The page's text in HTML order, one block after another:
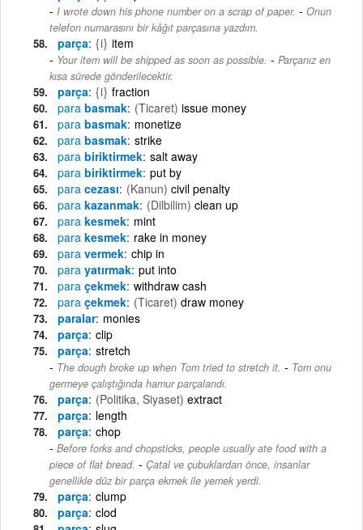
I wrote down his phone number on a scrap of paper. - Onun
telefon numarasını bir kâğıt parçasına yazdım.
parça {i} item
Your item will be shipped as soon as possible. - Parçanız en
kısa sürede gönderilecektir.
parça {i} fraction
para basmak (Ticaret) issue money
para basmak monetize
para basmak strike
para biriktirmek salt away
para biriktirmek put by
para cezası (Kanun) civil penalty
para kazanmak (Dilbilim) clean up
para kesmek mint
para kesmek rake in money
para vermek chip in
para yatırmak put into
para çekmek withdraw cash
para çekmek (Ticaret) draw money
paralar monies
parça clip
parça stretch
The dough broke up when Tom tried to stretch it. - Tom onu
germeye çalıştığında hamur parçalandı.
parça (Politika, Siyaset) extract
parça length
parça chop
Before forks and chopsticks, people usually ate food with a
piece of flat bread. - Çatal ve çubuklardan önce, insanlar
genellikle düz bir parça ekmek ile yemek yerdi.
parça clump
parça clod